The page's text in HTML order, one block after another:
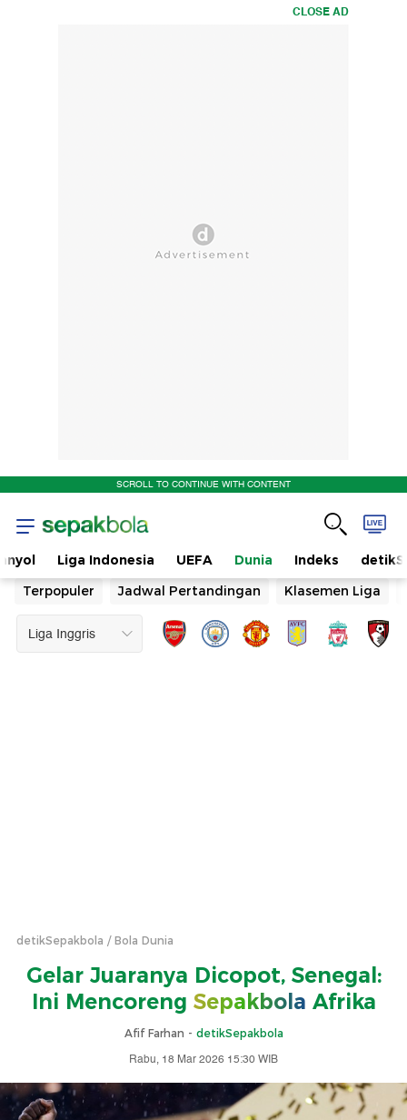
CLOSE AD
SCROLL TO CONTINUE WITH CONTENT
Liga Indonesia UEFA Dunia Indeks
Terpopuler
Jadwal Pertandingan Klasemen Liga
detikSepakbola Bola Dunia
Gelar Juaranya Dicopot, Senegal:
Ini Mencoreng Sepakbola Afrika
Afif Farhan - detikSepakbola
Rabu, 18 Mar 2026 15:30 WIB